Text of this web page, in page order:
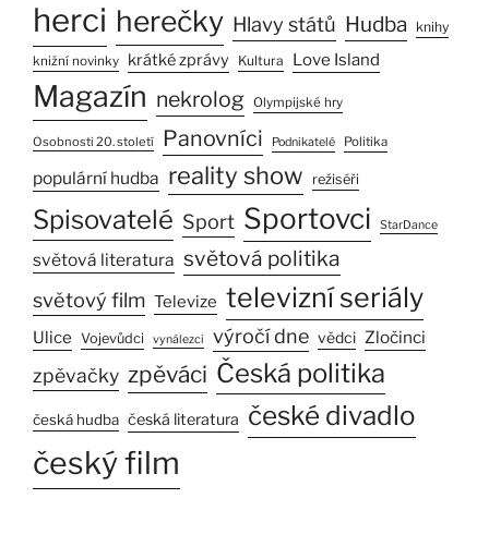
herci herečky Hlavy států Hudba knihy
knižní novinky krátké zprávy Kultura Love Island
Magazín nekrolog Olympijské hry
Osobnosti 20. století Panovníci Podnikatelé Politika
populární hudba reality show režiséři
Spisovatelé Sport Sportovci StarDance
světová literatura světová politika
světový film Televize televizní seriály
Ulice Vojevůdci vynálezci výročí dne vědci Zločinci
zpěvačky zpěváci Česká politika
česká hudba česká literatura české divadlo
český film